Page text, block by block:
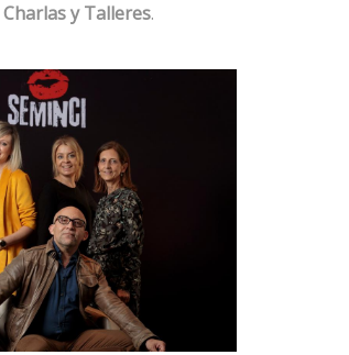
Charlas y Talleres.